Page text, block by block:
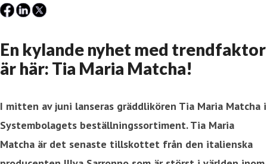
En kylande nyhet med trendfaktor
är här: Tia Maria Matcha!
I mitten av juni lanseras gräddlikören Tia Maria Matcha i
Systembolagets beställningssortiment. Tia Maria
Matcha är det senaste tillskottet från den italienska